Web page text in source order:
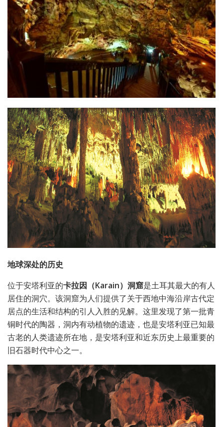
地球深处的历史
位于安塔利亚的卡拉因（Karain）洞窟是土耳其最大的有人
居住的洞穴。该洞窟为人们提供了关于西地中海沿岸古代定
居点的生活和结构的引人入胜的见解。这里发现了第一批青
铜时代的陶器，洞内有动植物的遗迹，也是安塔利亚已知最
古老的人类遗迹所在地，是安塔利亚和近东历史上最重要的
旧石器时代中心之一。